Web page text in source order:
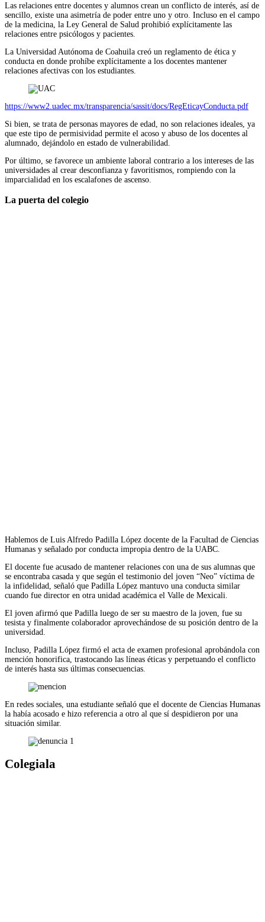
Las relaciones entre docentes y alumnos crean un conflicto de interés, así de
sencillo, existe una asimetría de poder entre uno y otro. Incluso en el campo
de la medicina, la Ley General de Salud prohibió explícitamente las
relaciones entre psicólogos y pacientes.
La Universidad Autónoma de Coahuila creó un reglamento de ética y
conducta en donde prohíbe explícitamente a los docentes mantener
relaciones afectivas con los estudiantes.
https://www2.uadec.mx/transparencia/sassit/docs/RegEticayConducta.pdf
Si bien, se trata de personas mayores de edad, no son relaciones ideales, ya
que este tipo de permisividad permite el acoso y abuso de los docentes al
alumnado, dejándolo en estado de vulnerabilidad.
Por último, se favorece un ambiente laboral contrario a los intereses de las
universidades al crear desconfianza y favoritismos, rompiendo con la
imparcialidad en los escalafones de ascenso.
La puerta del colegio
Hablemos de Luis Alfredo Padilla López docente de la Facultad de Ciencias
Humanas y señalado por conducta impropia dentro de la UABC.
El docente fue acusado de mantener relaciones con una de sus alumnas que
se encontraba casada y que según el testimonio del joven “Neo” víctima de
la infidelidad, señaló que Padilla López mantuvo una conducta similar
cuando fue director en otra unidad académica el Valle de Mexicali.
El joven afirmó que Padilla luego de ser su maestro de la joven, fue su
tesista y finalmente colaborador aprovechándose de su posición dentro de la
universidad.
Incluso, Padilla López firmó el acta de examen profesional aprobándola con
mención honorifica, trastocando las líneas éticas y perpetuando el conflicto
de interés hasta sus últimas consecuencias.
En redes sociales, una estudiante señaló que el docente de Ciencias Humanas
la había acosado e hizo referencia a otro al que sí despidieron por una
situación similar.
Colegiala